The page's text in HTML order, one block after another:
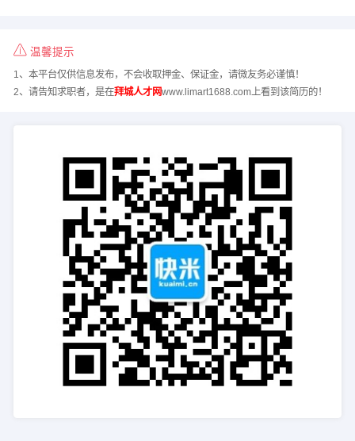
温馨提示
1、本平台仅供信息发布，不会收取押金、保证金，请微友务必谨慎！
2、请告知求职者，是在拜城人才网www.limart1688.com上看到该简历的！